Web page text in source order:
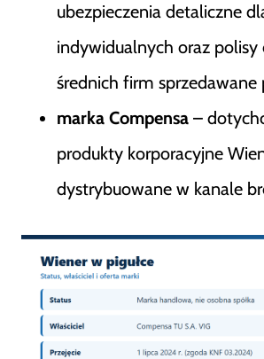
ubezpieczenia detaliczne
indywidualnych oraz polisy
średnich firm sprzedawane
marka Compensa –
produkty korporacyjne
dystrybuowane w kanale